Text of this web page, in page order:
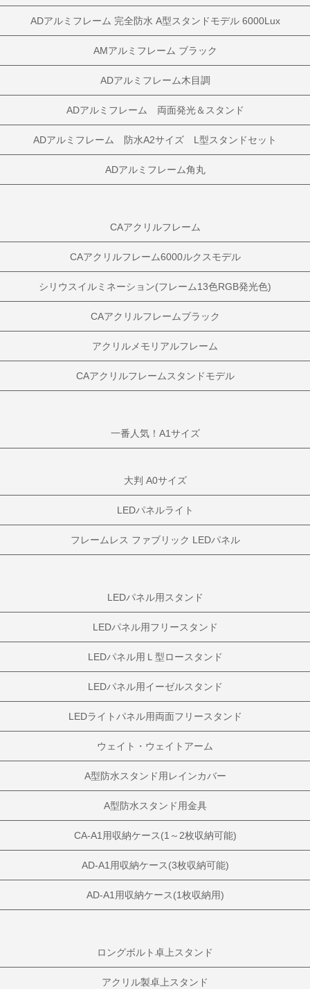
ADアルミフレーム 完全防水 A型スタンドモデル 6000Lux
AMアルミフレーム ブラック
ADアルミフレーム木目調
ADアルミフレーム 両面発光＆スタンド
ADアルミフレーム 防水A2サイズ L型スタンドセット
ADアルミフレーム角丸
CAアクリルフレーム
CAアクリルフレーム6000ルクスモデル
シリウスイルミネーション(フレーム13色RGB発光色)
CAアクリルフレームブラック
アクリルメモリアルフレーム
CAアクリルフレームスタンドモデル
一番人気！A1サイズ
大判 A0サイズ
LEDパネルライト
フレームレス ファブリック LEDパネル
LEDパネル用スタンド
LEDパネル用フリースタンド
LEDパネル用Ｌ型ロースタンド
LEDパネル用イーゼルスタンド
LEDライトパネル用両面フリースタンド
ウェイト・ウェイトアーム
A型防水スタンド用レインカバー
A型防水スタンド用金具
CA-A1用収納ケース(1～2枚収納可能)
AD-A1用収納ケース(3枚収納可能)
AD-A1用収納ケース(1枚収納用)
ロングボルト卓上スタンド
アクリル製卓上スタンド